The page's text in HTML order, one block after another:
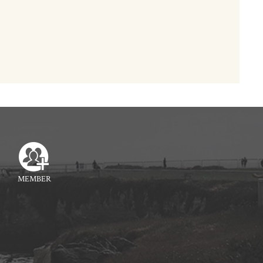
MEMBER